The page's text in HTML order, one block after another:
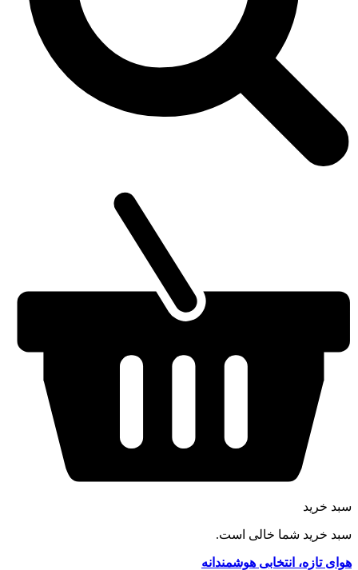
سبد خرید
سبد خرید شما خالی است.
هوای تازه، انتخابی هوشمندانه